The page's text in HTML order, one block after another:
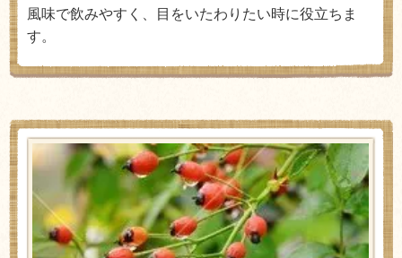
風味で飲みやすく、目をいたわりたい時に役立ちま
す。